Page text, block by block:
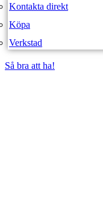
Kontakta direkt
Köpa
Verkstad
Så bra att ha!